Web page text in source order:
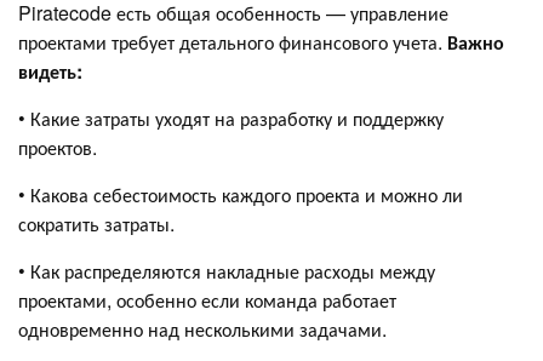
Piratecode есть общая особенность — управление
проектами требует детального финансового учета. Важно
видеть:
• Какие затраты уходят на разработку и поддержку
проектов.
• Какова себестоимость каждого проекта и можно ли
сократить затраты.
• Как распределяются накладные расходы между
проектами, особенно если команда работает
одновременно над несколькими задачами.